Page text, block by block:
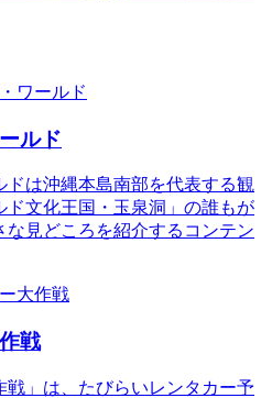
ルド
ドは沖縄本島南部を代表する観
ド文化王国・玉泉洞」の誰もが
な見どころを紹介するコンテン
戦
戦」は、たびらいレンタカー予